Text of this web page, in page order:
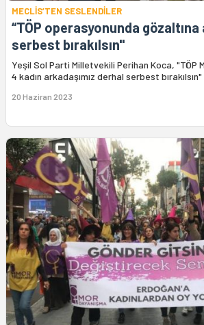
MECLİS’TEN SESLENDİLER
“TÖP operasyonunda gözaltına
serbest bırakılsın"
Yeşil Sol Parti Milletvekili Perihan Koca, "TÖP
4 kadın arkadaşımız derhal serbest bırakılsın"
20 Haziran 2023